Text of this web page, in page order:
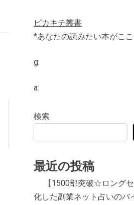
ピカキチ叢書
*あなたの読みたい本がここ
g:
a:
検索
最近の投稿
【1500部突破☆ロング
化した副業ネット占いのバ